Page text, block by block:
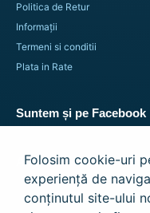
Politica de Retur
Informații
Termeni si conditii
Plata in Rate
Suntem și pe Facebook
Abonează-te la
[mc4wp_form id=993]
Folosim cookie-uri
experiență de
conținutul site-ului